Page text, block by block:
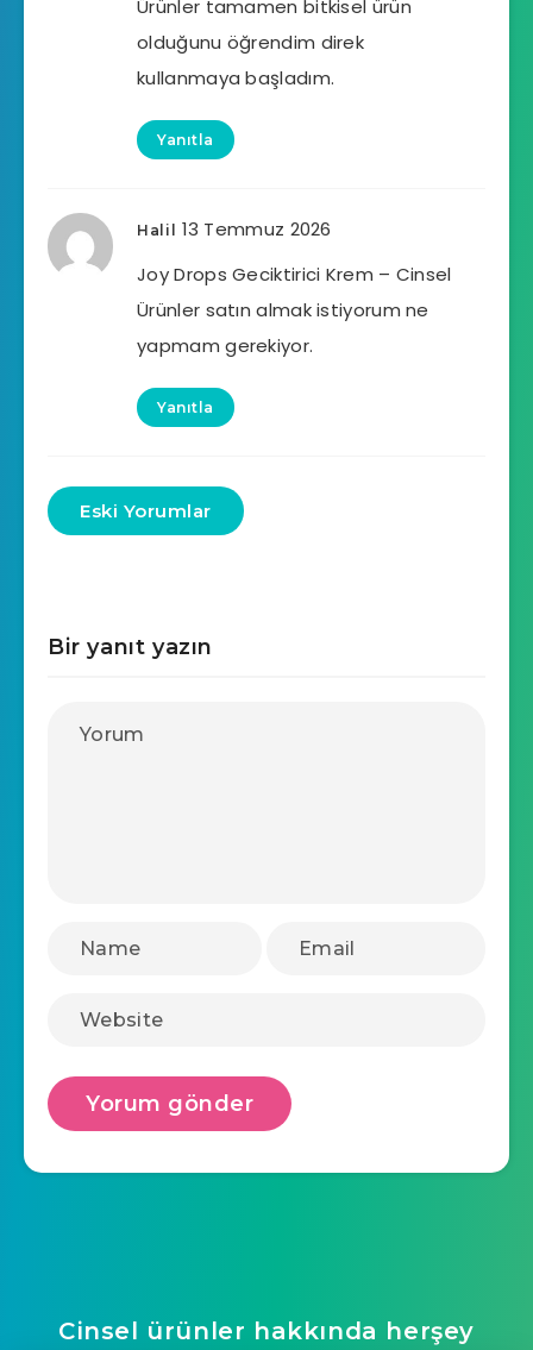
Ürünler tamamen bitkisel ürün
olduğunu öğrendim direk
kullanmaya başladım.
Yanıtla
Halil
13 Temmuz 2026
Joy Drops Geciktirici Krem – Cinsel
Ürünler satın almak istiyorum ne
yapmam gerekiyor.
Yanıtla
Eski Yorumlar
Bir yanıt yazın
Cinsel ürünler hakkında herşey